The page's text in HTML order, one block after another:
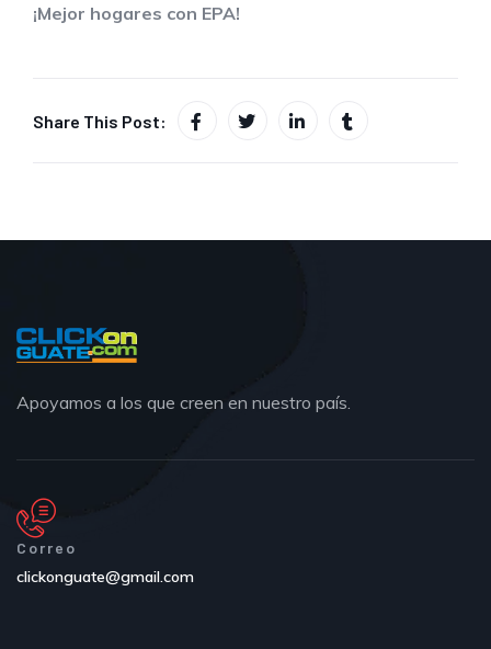
¡Mejor hogares con EPA!
Share This Post:
Apoyamos a los que creen en nuestro país.
Correo
clickonguate@gmail.com